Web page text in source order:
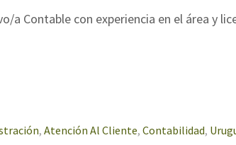
a Contable con experiencia en el área y
, Atención Al Cliente, Contabilidad,